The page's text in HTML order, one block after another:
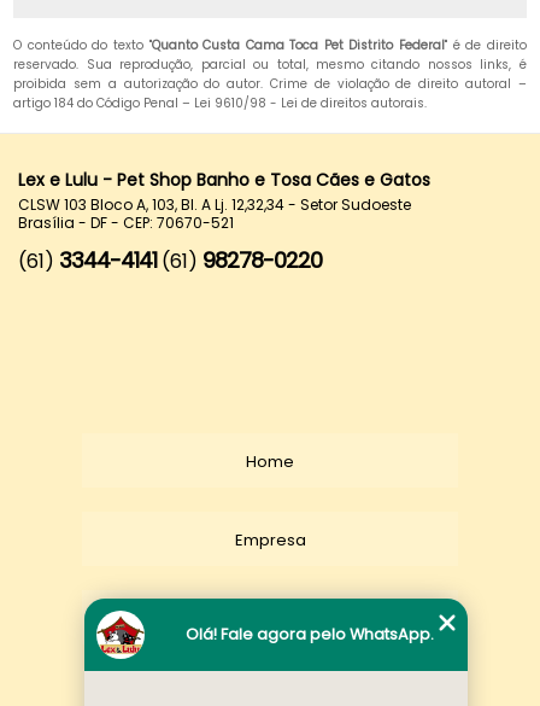
O conteúdo do texto "Quanto Custa Cama Toca Pet Distrito Federal" é de direito
reservado. Sua reprodução, parcial ou total, mesmo citando nossos links, é
proibida sem a autorização do autor. Crime de violação de direito autoral –
artigo 184 do Código Penal – Lei 9610/98 - Lei de direitos autorais.
Lex e Lulu - Pet Shop Banho e Tosa Cães e Gatos
CLSW 103 Bloco A, 103, Bl. A Lj. 12,32,34 - Setor Sudoeste
Brasília - DF - CEP: 70670-521
(61) 3344-4141 (61) 98278-0220
Home
Empresa
Olá! Fale agora pelo WhatsApp.